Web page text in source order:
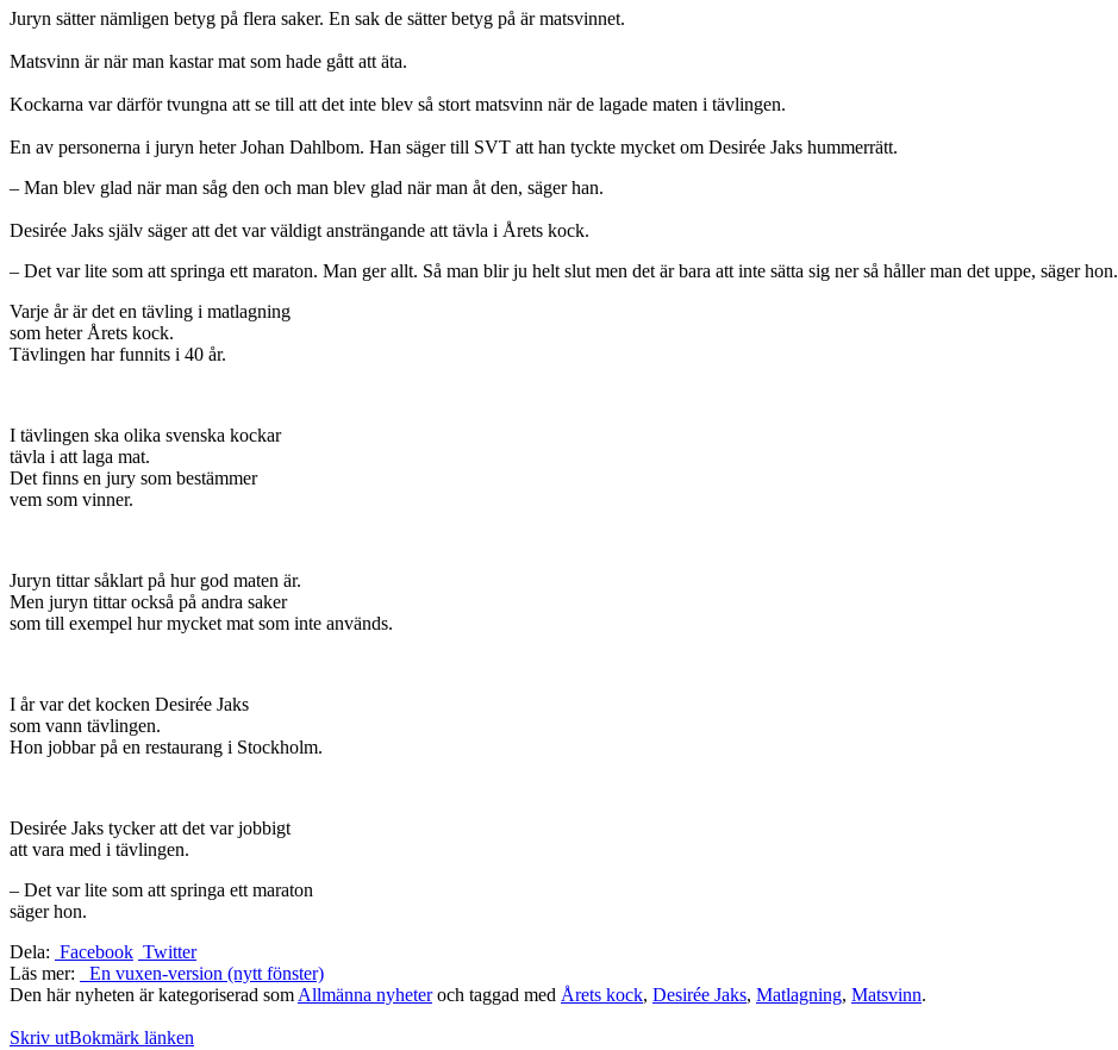
Juryn sätter nämligen betyg på flera saker. En sak de sätter betyg på är matsvinnet.
Matsvinn är när man kastar mat som hade gått att äta.
Kockarna var därför tvungna att se till att det inte blev så stort matsvinn när de lagade maten i tävlingen.
En av personerna i juryn heter Johan Dahlbom. Han säger till SVT att han tyckte mycket om Desirée Jaks hummerrätt.
– Man blev glad när man såg den och man blev glad när man åt den, säger han.
Desirée Jaks själv säger att det var väldigt ansträngande att tävla i Årets kock.
– Det var lite som att springa ett maraton. Man ger allt. Så man blir ju helt slut men det är bara att inte sätta sig ner så håller man det uppe, säger hon.
Varje år är det en tävling i matlagning
som heter Årets kock.
Tävlingen har funnits i 40 år.
I tävlingen ska olika svenska kockar
tävla i att laga mat.
Det finns en jury som bestämmer
vem som vinner.
Juryn tittar såklart på hur god maten är.
Men juryn tittar också på andra saker
som till exempel hur mycket mat som inte används.
I år var det kocken Desirée Jaks
som vann tävlingen.
Hon jobbar på en restaurang i Stockholm.
Desirée Jaks tycker att det var jobbigt
att vara med i tävlingen.
– Det var lite som att springa ett maraton
säger hon.
Dela: Facebook Twitter
Läs mer:
En vuxen-version (nytt fönster)
Den här nyheten är kategoriserad som Allmänna nyheteroch taggad med Årets kock, Desirée Jaks, Matlagning, Matsvinn.
Skriv utBokmärk länken